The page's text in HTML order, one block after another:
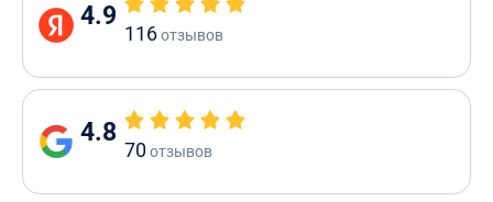
4.9
116отзывов
4.8
70отзывов